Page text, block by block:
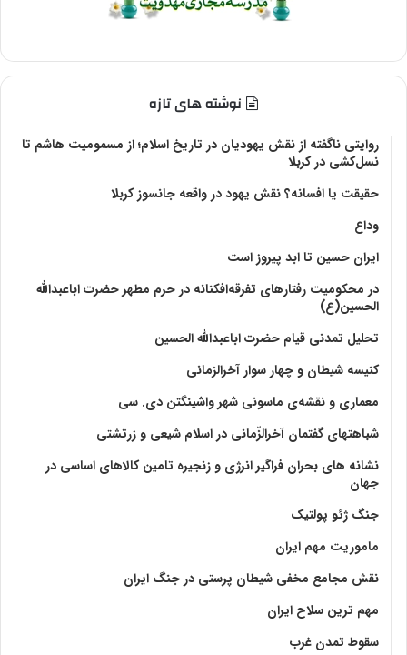
نوشته های تازه
روایتی ناگفته از نقش یهودیان در تاریخ اسلام؛ از مسمومیت هاشم تا
نسل‌کشی در کربلا
حقیقت یا افسانه؟‌ نقش یهود در واقعه جانسوز کربلا
وداع
ایران حسین تا ابد پیروز است
در محکومیت رفتارهای تفرقه‌افکنانه در حرم مطهر حضرت اباعبدالله
الحسین(ع)
تحلیل تمدنی قیام حضرت اباعبدالله الحسین
کنیسه شیطان و چهار سوار آخرالزمانی
معماری و نقشه‌ی ماسونی شهر واشينگتن دی. سی
شباهتهای گفتمان آخر‌الزّمانی در اسلام شیعی و زرتشتی
نشانه های بحران فراگیر انرژی و زنجیره تامین کالاهای اساسی در
جهان
جنگ ژئو پولتیک
ماموریت مهم ایران
نقش مجامع مخفی شیطان پرستی در جنگ ایران
مهم ترین سلاح ایران
سقوط تمدن غرب